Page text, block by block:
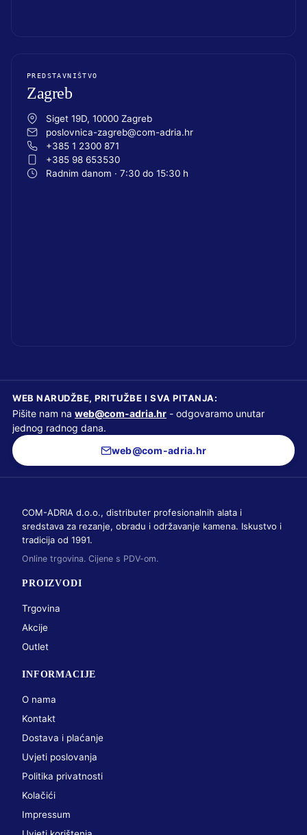
PREDSTAVNIŠTVO
Zagreb
Siget 19D, 10000 Zagreb
poslovnica-zagreb@com-adria.hr
+385 1 2300 871
+385 98 653530
Radnim danom · 7:30 do 15:30 h
WEB NARUDŽBE, PRITUŽBE I SVA PITANJA:
Pišite nam na web@com-adria.hr - odgovaramo unutar
jednog radnog dana.
web@com-adria.hr
COM-ADRIA d.o.o., distributer profesionalnih alata i
sredstava za rezanje, obradu i održavanje kamena. Iskustvo i
tradicija od 1991.
Online trgovina. Cijene s PDV-om.
PROIZVODI
Trgovina
Akcije
Outlet
INFORMACIJE
O nama
Kontakt
Dostava i plaćanje
Uvjeti poslovanja
Politika privatnosti
Kolačići
Impressum